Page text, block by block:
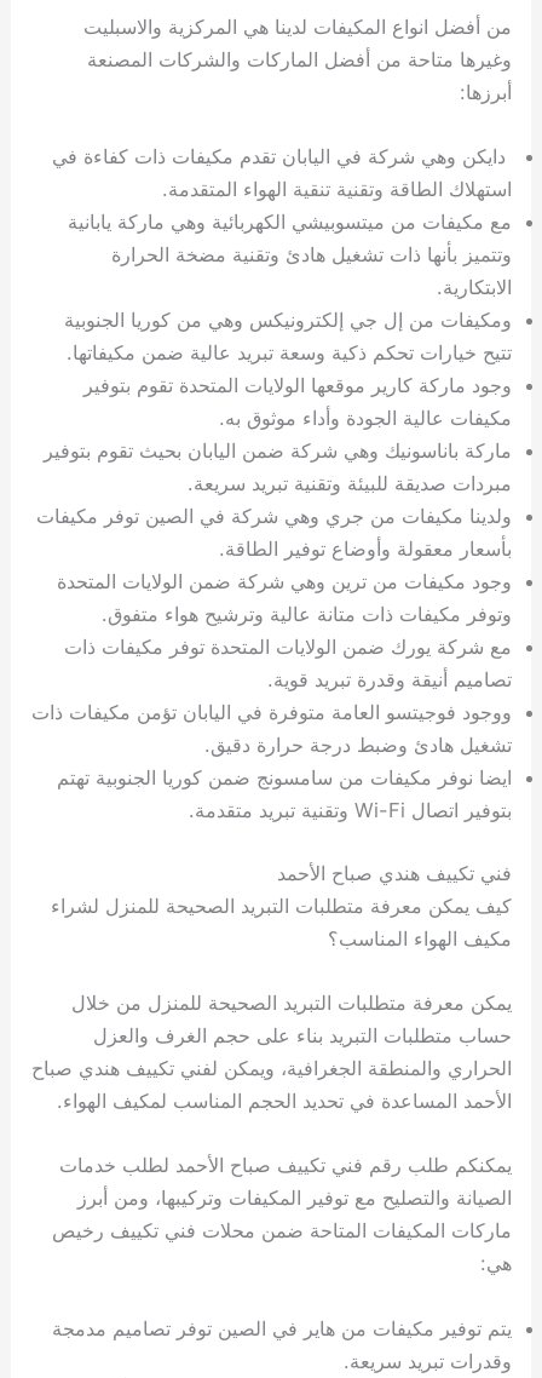
من أفضل انواع المكيفات لدينا هي المركزية والاسبليت
وغيرها متاحة من أفضل الماركات والشركات المصنعة
أبرزها:
دايكن وهي شركة في اليابان تقدم مكيفات ذات كفاءة في
استهلاك الطاقة وتقنية تنقية الهواء المتقدمة.
مع مكيفات من ميتسوبيشي الكهربائية وهي ماركة يابانية
وتتميز بأنها ذات تشغيل هادئ وتقنية مضخة الحرارة
الابتكارية.
ومكيفات من إل جي إلكترونيكس وهي من كوريا الجنوبية
تتيح خيارات تحكم ذكية وسعة تبريد عالية ضمن مكيفاتها.
وجود ماركة كارير موقعها الولايات المتحدة تقوم بتوفير
مكيفات عالية الجودة وأداء موثوق به.
ماركة باناسونيك وهي شركة ضمن اليابان بحيث تقوم بتوفير
مبردات صديقة للبيئة وتقنية تبريد سريعة.
ولدينا مكيفات من جري وهي شركة في الصين توفر مكيفات
بأسعار معقولة وأوضاع توفير الطاقة.
وجود مكيفات من ترين وهي شركة ضمن الولايات المتحدة
وتوفر مكيفات ذات متانة عالية وترشيح هواء متفوق.
مع شركة يورك ضمن الولايات المتحدة توفر مكيفات ذات
تصاميم أنيقة وقدرة تبريد قوية.
ووجود فوجيتسو العامة متوفرة في اليابان تؤمن مكيفات ذات
تشغيل هادئ وضبط درجة حرارة دقيق.
ايضا نوفر مكيفات من سامسونج ضمن كوريا الجنوبية تهتم
بتوفير اتصال Wi-Fi وتقنية تبريد متقدمة.
فني تكييف هندي صباح الأحمد
كيف يمكن معرفة متطلبات التبريد الصحيحة للمنزل لشراء
مكيف الهواء المناسب؟
يمكن معرفة متطلبات التبريد الصحيحة للمنزل من خلال
حساب متطلبات التبريد بناء على حجم الغرف والعزل
الحراري والمنطقة الجغرافية، ويمكن لفني تكييف هندي صباح
الأحمد المساعدة في تحديد الحجم المناسب لمكيف الهواء.
يمكنكم طلب رقم فني تكييف صباح الأحمد لطلب خدمات
الصيانة والتصليح مع توفير المكيفات وتركيبها، ومن أبرز
ماركات المكيفات المتاحة ضمن محلات فني تكييف رخيص
هي:
يتم توفير مكيفات من هاير في الصين توفر تصاميم مدمجة
وقدرات تبريد سريعة.